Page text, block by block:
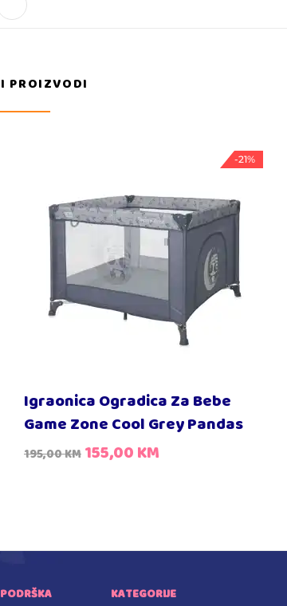
PROIZVODI
-21%
Igraonica Ogradica Za Bebe
Game Zone Cool Grey Pandas
195,00KM 155,00KM
KATEGORIJE